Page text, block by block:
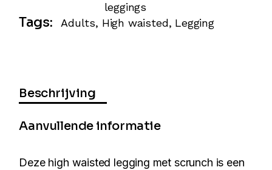
leggings
Tags: Adults, High waisted, Legging
Beschrijving
Aanvullende informatie
Deze high waisted legging met scrunch is een